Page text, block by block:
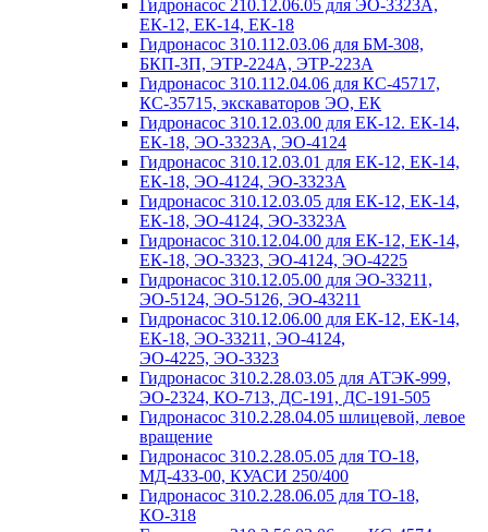
Гидронасос 210.12.06.05 для ЭО-3323А,
ЕК-12, ЕК-14, ЕК-18
Гидронасос 310.112.03.06 для БМ-308,
БКП-3П, ЭТР-224А, ЭТР-223А
Гидронасос 310.112.04.06 для КС-45717,
КС-35715, экскаваторов ЭО, ЕК
Гидронасос 310.12.03.00 для ЕК-12. ЕК-14,
ЕК-18, ЭО-3323А, ЭО-4124
Гидронасос 310.12.03.01 для ЕК-12, ЕК-14,
ЕК-18, ЭО-4124, ЭО-3323А
Гидронасос 310.12.03.05 для ЕК-12, ЕК-14,
ЕК-18, ЭО-4124, ЭО-3323А
Гидронасос 310.12.04.00 для ЕК-12, ЕК-14,
ЕК-18, ЭО-3323, ЭО-4124, ЭО-4225
Гидронасос 310.12.05.00 для ЭО-33211,
ЭО-5124, ЭО-5126, ЭО-43211
Гидронасос 310.12.06.00 для ЕК-12, ЕК-14,
ЕК-18, ЭО-33211, ЭО-4124,
ЭО-4225, ЭО-3323
Гидронасос 310.2.28.03.05 для АТЭК-999,
ЭО-2324, КО-713, ДС-191, ДС-191-505
Гидронасос 310.2.28.04.05 шлицевой, левое
вращение
Гидронасос 310.2.28.05.05 для ТО-18,
МД-433-00, КУАСИ 250/400
Гидронасос 310.2.28.06.05 для ТО-18,
КО-318